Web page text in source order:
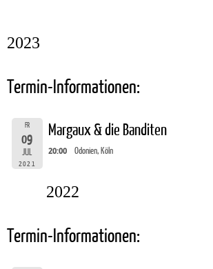
2023
Termin-Informationen:
FR
09
JUL
2021
Margaux & die Banditen
20:00 Odonien, Köln
2022
Termin-Informationen: